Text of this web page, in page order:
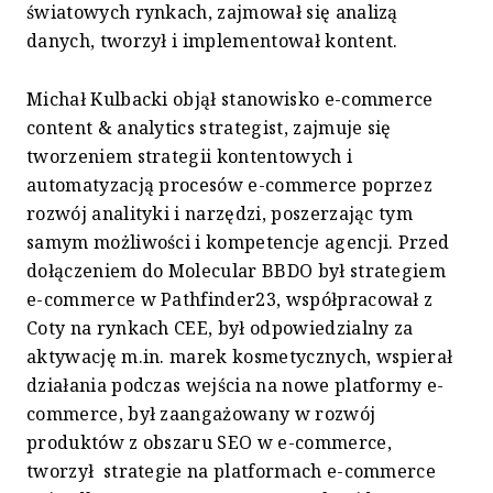
światowych rynkach, zajmował się analizą
danych, tworzył i implementował kontent.
Michał Kulbacki objął stanowisko e-commerce
content & analytics strategist, zajmuje się
tworzeniem strategii kontentowych i
automatyzacją procesów e-commerce poprzez
rozwój analityki i narzędzi, poszerzając tym
samym możliwości i kompetencje agencji. Przed
dołączeniem do Molecular BBDO był strategiem
e-commerce w Pathfinder23, współpracował z
Coty na rynkach CEE, był odpowiedzialny za
aktywację m.in. marek kosmetycznych, wspierał
działania podczas wejścia na nowe platformy e-
commerce, był zaangażowany w rozwój
produktów z obszaru SEO w e-commerce,
tworzył strategie na platformach e-commerce